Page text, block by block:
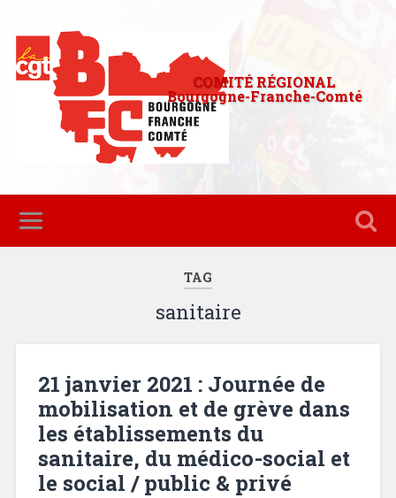
COMITÉ RÉGIONAL
Bourgogne-Franche-Comté
TAG
sanitaire
21 janvier 2021 : Journée de
mobilisation et de grève dans
les établissements du
sanitaire, du médico-social et
le social / public & privé